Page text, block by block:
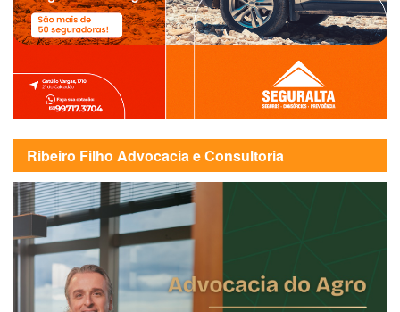
Ribeiro Filho Advocacia e Consultoria